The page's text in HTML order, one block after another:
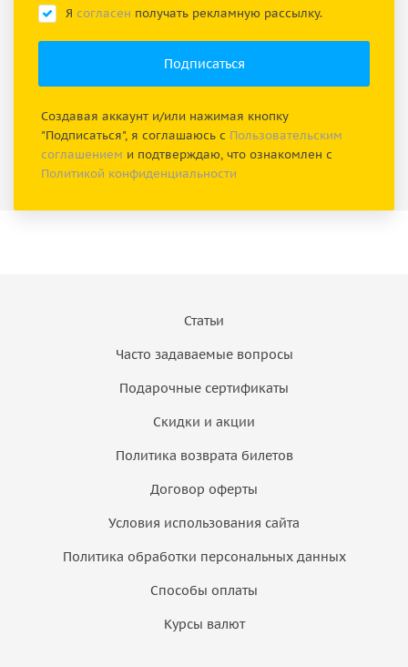
Я согласен получать рекламную рассылку.
Создавая аккаунт и/или нажимая кнопку
"Подписаться", я соглашаюсь с Пользовательским
соглашением и подтверждаю, что ознакомлен с
Политикой конфиденциальности
Статьи
Часто задаваемые вопросы
Подарочные сертификаты
Скидки и акции
Политика возврата билетов
Договор оферты
Условия использования сайта
Политика обработки персональных данных
Способы оплаты
Курсы валют